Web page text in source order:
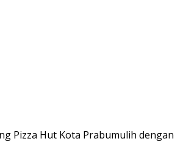
Pizza Hut Kota Prabumulih dengan